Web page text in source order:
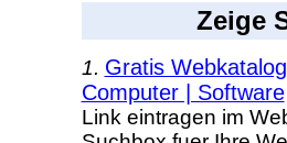
Zeige
1. Gratis
Computer | Software
Link eintragen im